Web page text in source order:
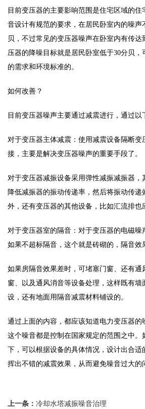
目前变压器的主要影响范围是住宅区域的住
音设计有规范的要求，在居民卧室内的噪声
贝，不过常见的变压器噪声在卧室内有传达
压器的降噪目标就是居民卧室低于30分贝
的需求和环境标准的。
如何改善？
目前变压器噪声主要通过减震进行，通过以
对于变压器主体减震：使用减震设备隔断变
接，主要是解决变压器噪声的重要手段了。
对于变压器减振设备采用弹性减振减振器，
降低减振器的振动传递率，然后将振动传递
外，还有变压器的其他设备，比如汇流排也
对于变压器室的隔音：对于变压器的电磁噪
如果不超标隔音，这个就是砖砌的，隔音效
如果房隔音效果差时，可堵塞门窗、还有通
窗、以及通风消音等设备处理，这样既有墙
设，还有地面用隔音减震材料铺设的。
通过上面的内容，都应该知道电力变压器的
这个噪音都是控制在国家规定的范围之中。
下，可以根据设备的具体情况，设计出合适
挥出不错的减震效果，从而避免噪音过大的
上一条： 冷却水塔减振噪音治理